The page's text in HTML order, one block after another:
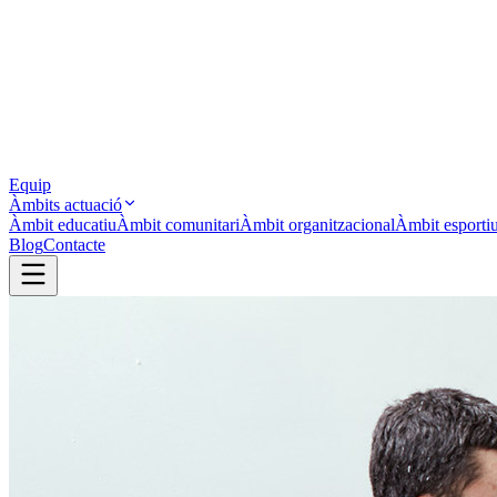
Equip
Àmbits actuació
Àmbit educatiuÀmbit comunitariÀmbit organitzacionalÀmbit
BlogContacte